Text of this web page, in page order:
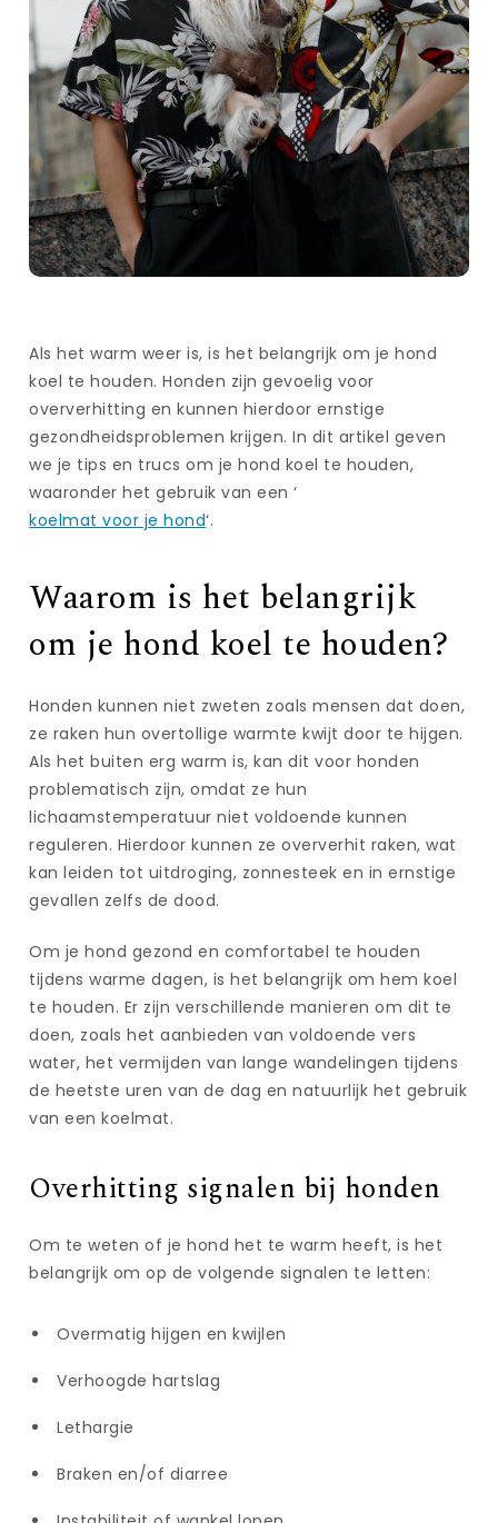
Als het warm weer is, is het belangrijk om je hond
koel te houden. Honden zijn gevoelig voor
oververhitting en kunnen hierdoor ernstige
gezondheidsproblemen krijgen. In dit artikel geven
we je tips en trucs om je hond koel te houden,
waaronder het gebruik van een ‘
koelmat voor je hond‘.
Waarom is het belangrijk
om je hond koel te houden?
Honden kunnen niet zweten zoals mensen dat doen,
ze raken hun overtollige warmte kwijt door te hijgen.
Als het buiten erg warm is, kan dit voor honden
problematisch zijn, omdat ze hun
lichaamstemperatuur niet voldoende kunnen
reguleren. Hierdoor kunnen ze oververhit raken, wat
kan leiden tot uitdroging, zonnesteek en in ernstige
gevallen zelfs de dood.
Om je hond gezond en comfortabel te houden
tijdens warme dagen, is het belangrijk om hem koel
te houden. Er zijn verschillende manieren om dit te
doen, zoals het aanbieden van voldoende vers
water, het vermijden van lange wandelingen tijdens
de heetste uren van de dag en natuurlijk het gebruik
van een koelmat.
Overhitting signalen bij honden
Om te weten of je hond het te warm heeft, is het
belangrijk om op de volgende signalen te letten:
Overmatig hijgen en kwijlen
Verhoogde hartslag
Lethargie
Braken en/of diarree